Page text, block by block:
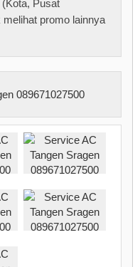
Pusat
promo lainnya